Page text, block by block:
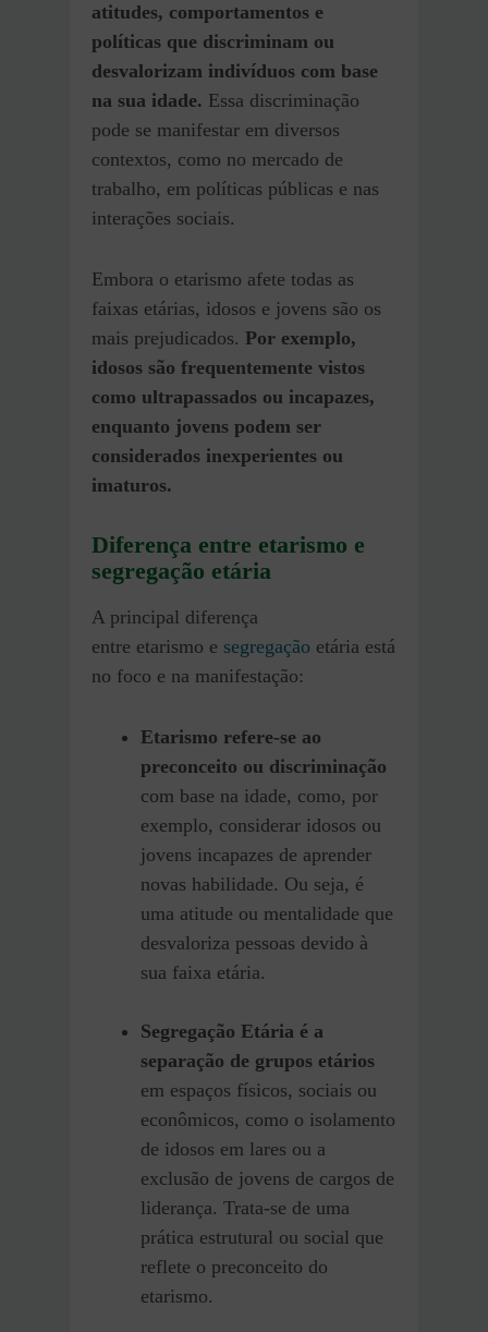
atitudes, comportamentos e
políticas que discriminam ou
desvalorizam indivíduos com base
na sua idade. Essa discriminação
pode se manifestar em diversos
contextos, como no mercado de
trabalho, em políticas públicas e nas
interações sociais.
Embora o etarismo afete todas as
faixas etárias, idosos e jovens são os
mais prejudicados. Por exemplo,
idosos são frequentemente vistos
como ultrapassados ou incapazes,
enquanto jovens podem ser
considerados inexperientes ou
imaturos.
Diferença entre etarismo e
segregação etária
A principal diferença
entre etarismo e segregação etária está
no foco e na manifestação:
Etarismo refere-se ao
preconceito ou discriminação
com base na idade, como, por
exemplo, considerar idosos ou
jovens incapazes de aprender
novas habilidade. Ou seja, é
uma atitude ou mentalidade que
desvaloriza pessoas devido à
sua faixa etária.
Segregação Etária é a
separação de grupos etários
em espaços físicos, sociais ou
econômicos, como o isolamento
de idosos em lares ou a
exclusão de jovens de cargos de
liderança. Trata-se de uma
prática estrutural ou social que
reflete o preconceito do
etarismo.